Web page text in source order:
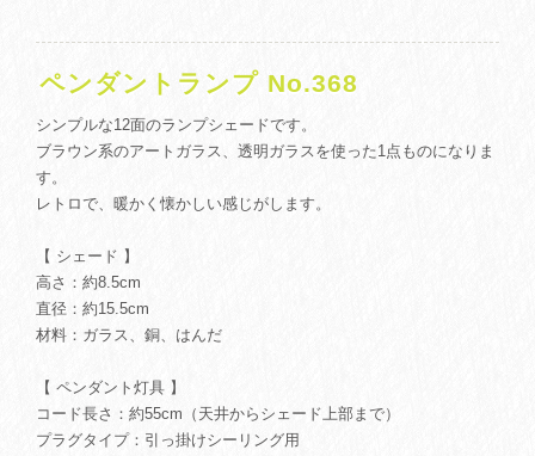
ペンダントランプ No.368
シンプルな12面のランプシェードです。
ブラウン系のアートガラス、透明ガラスを使った1点ものになりま
す。
レトロで、暖かく懐かしい感じがします。
【 シェード 】
高さ：約8.5cm
直径：約15.5cm
材料：ガラス、銅、はんだ
【 ペンダント灯具 】
コード長さ：約55cm（天井からシェード上部まで）
プラグタイプ：引っ掛けシーリング用